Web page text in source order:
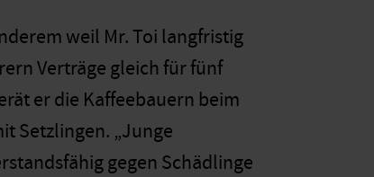
weil Mr. Toi langfristig
Verträge gleich für fünf
er die Kaffeebauern beim
Setzlingen. „Junge
gegen Schädlinge